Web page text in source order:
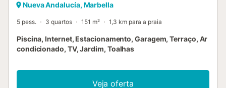
Nueva Andalucía, Marbella
5 pess. 3 quartos 151 m² 1,3 km para a praia
Piscina, Internet, Estacionamento, Garagem, Terraço, Ar
condicionado, TV, Jardim, Toalhas
Veja oferta